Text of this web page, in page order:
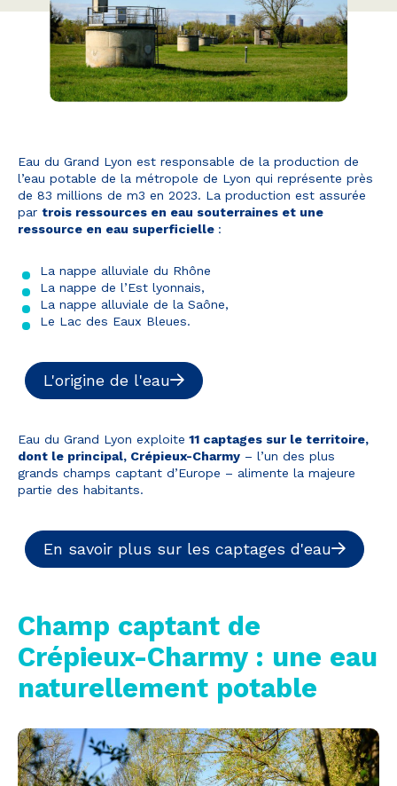
Eau du Grand Lyon est responsable de la production de
l’eau potable de la métropole de Lyon qui représente près
de 83 millions de m3 en 2023. La production est assurée
par trois ressources en eau souterraines et une
ressource en eau superficielle :
La nappe alluviale du Rhône
La nappe de l’Est lyonnais,
La nappe alluviale de la Saône,
Le Lac des Eaux Bleues.
L'origine de l'eau
Eau du Grand Lyon exploite 11 captages sur le territoire,
dont le principal, Crépieux-Charmy – l’un des plus
grands champs captant d’Europe – alimente la majeure
partie des habitants.
En savoir plus sur les captages d'eau
Champ captant de
Crépieux-Charmy : une eau
naturellement potable